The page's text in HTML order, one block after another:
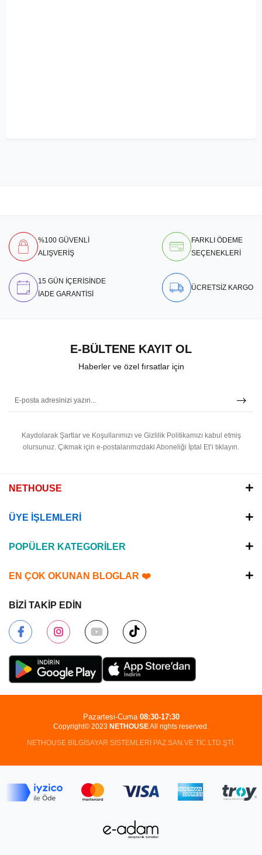
%100 GÜVENLİ
ALIŞVERİŞ
FARKLI ÖDEME
SEÇENEKLERİ
15 GÜN İÇERİSİNDE
İADE GARANTİSİ
ÜCRETSİZ KARGO
E-BÜLTENE KAYIT OL
Haberler ve özel fırsatlar için
Kaydolarak Şartlar ve Koşullarımızı ve Gizlilik Politikamızı kabul etmiş
olursunuz. Çıkmak için e-postalarımızdaki Aboneliği İptal Et’i tıklayın.
NETHOUSE
ÜYE İŞLEMLERİ
POPÜLER KATEGORİLER
EN ÇOK OKUNAN BLOGLAR ❤️
BİZİ TAKİP EDİN
Copyright© 2023 NETHOUSEAll rights reserved.
NETHOUSE BİLGİSAYAR SİSTEMLERİ PAZ.SAN.VE TİC.LTD.ŞTİ.
Pazartesi-Cuma 08:30-17:30